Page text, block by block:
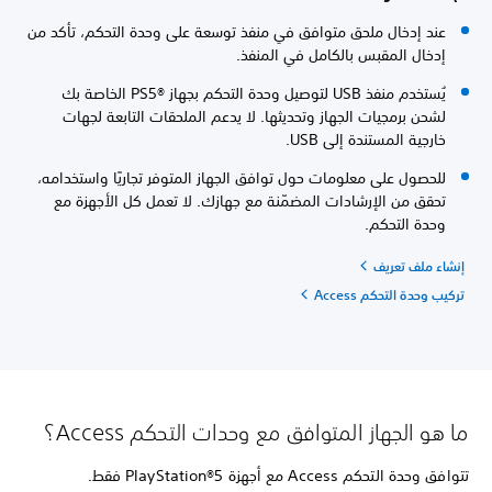
عند إدخال ملحق متوافق في منفذ توسعة على وحدة التحكم، تأكد من
إدخال المقبس بالكامل في المنفذ.
يُستخدم منفذ USB لتوصيل وحدة التحكم بجهاز PS5®‎ الخاصة بك
لشحن برمجيات الجهاز وتحديثها. لا يدعم الملحقات التابعة لجهات
خارجية المستندة إلى USB.
للحصول على معلومات حول توافق الجهاز المتوفر تجاريًا واستخدامه،
تحقق من الإرشادات المضمّنة مع جهازك. لا تعمل كل الأجهزة مع
وحدة التحكم.
إنشاء ملف تعريف
تركيب وحدة التحكم Access
ما هو الجهاز المتوافق مع وحدات التحكم Access؟
تتوافق وحدة التحكم Access مع أجهزة PlayStation®5 فقط.